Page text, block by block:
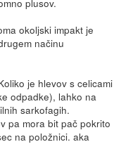
okoljski impakt je
načinu
je hlevov s celicami
odpadke), lahko na
sarkofagih.
pa mora bit pač pokrito
na položnici. aka